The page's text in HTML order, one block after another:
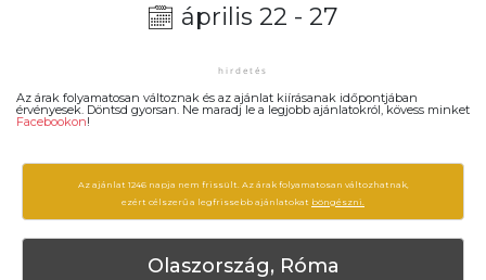
április 22 - 27
Az árak folyamatosan változnak és az ajánlat kiírásanak időpontjában
érvényesek. Döntsd gyorsan. Ne maradj le a legjobb ajánlatokról, kövess minket
Facebookon!
Az ajánlat 1246 napja nem frissült. Az árak folyamatosan változhatnak,
ezért célszerű a legfrissebb ajánlatokat böngészni.
Olaszország, Róma